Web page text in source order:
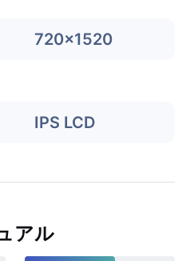
720x1520
IPS LCD
アル